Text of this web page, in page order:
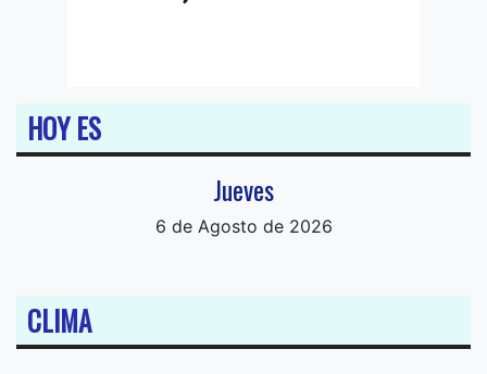
HOY ES
Jueves
6 de Agosto de 2026
CLIMA